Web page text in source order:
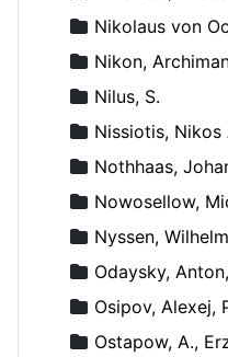
Nikolaus von
Nikon,
Nilus, S.
Nissiotis, Nikos
Nothhaas,
Nowosellow,
Nyssen,
Odaysky,
Osipov, Alexej,
Ostapow, A.,